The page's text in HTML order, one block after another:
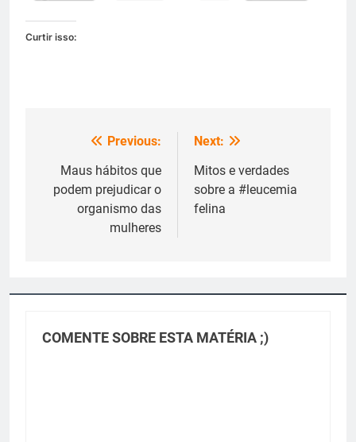
Curtir isso:
Navegação
de
Post
Previous:
Maus hábitos que
podem prejudicar o
organismo das
mulheres
Next:
Mitos e verdades
sobre a #leucemia
felina
COMENTE SOBRE ESTA MATÉRIA ;)